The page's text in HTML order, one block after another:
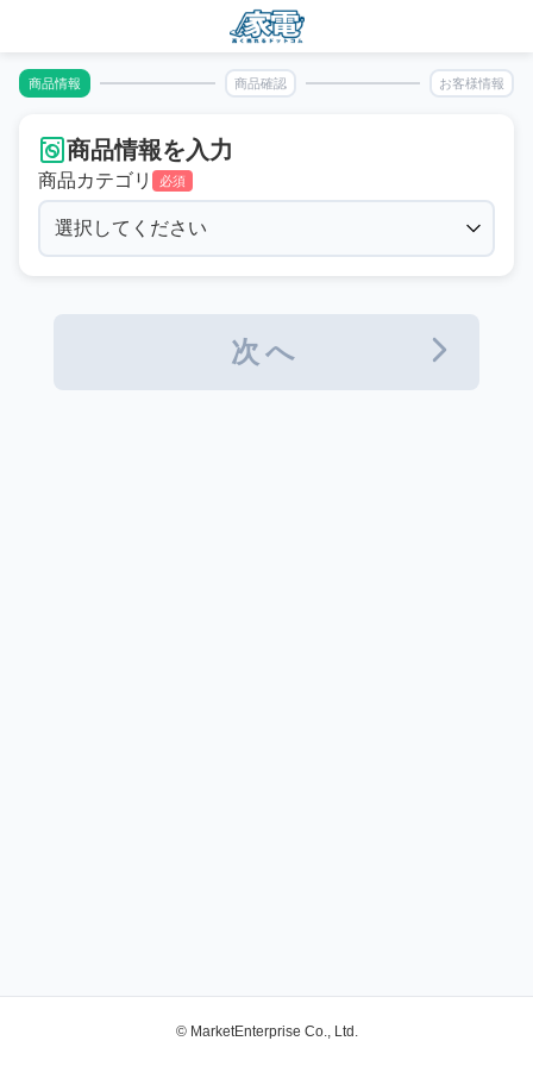
商品情報 商品確認 お客様情報
商品情報を入力
商品カテゴリ 必須
次へ
© MarketEnterprise Co., Ltd.